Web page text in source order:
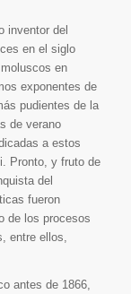
inventor del
en el siglo
en
exponentes de
pudientes de la
de verano
a estos
Pronto, y fruto de
del
fueron
de los procesos
entre ellos,
antes de 1866,